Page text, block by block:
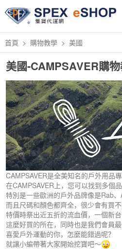
首頁 購物教學 美國
美國-CAMPSAVER購
CAMPSAVER是全美知名的戶外用品專
在CAMPSAVER上，您可以找到多個品
特別是一些歐洲的戶外品牌像是Rab
而且尺碼和顏色都齊全，很少會有買
特價時祭出近五折的流血價，一個新
這麼好買的所在，同時也是我們會員
喜愛戶外運動的你，怎麼能錯過呢？
就讓小編帶著大家開始挖寶吧～